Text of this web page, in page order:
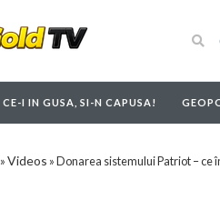
CE-I IN GUSA, SI-N CAPUSA!
»Videos »Donarea sistemului Patriot – ce